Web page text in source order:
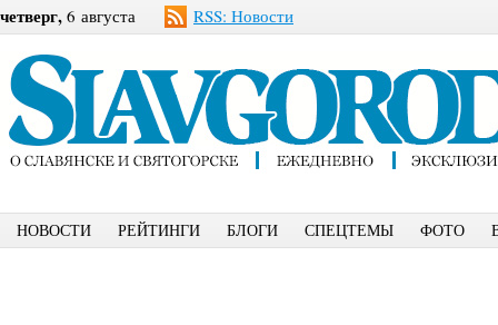
четверг, 6 августа RSS: Новости
НОВОСТИ РЕЙТИНГИ БЛОГИ СПЕЦТЕМЫ ФОТО